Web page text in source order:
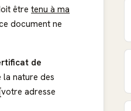
êtretenu à ma
document ne
de
nature des
adresse